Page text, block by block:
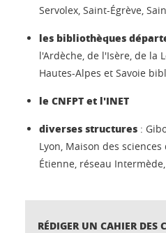
Servolex, Saint-Égrève,
les bibliothèques
l'Ardèche, de l'Isère, de la
Hautes-Alpes et Savoie
le CNFPT et l'INET
diverses structures :
Lyon, Maison des
Étienne, réseau
RÉDIGER UN CAHIER DES